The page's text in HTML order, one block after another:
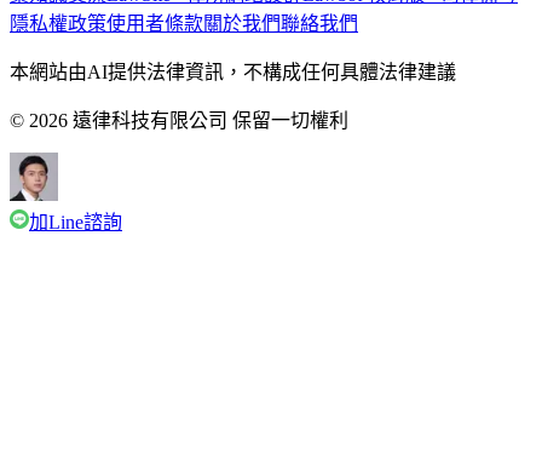
隱私權政策使用者條款關於我們聯絡我們
本網站由AI提供法律資訊，不構成任何具體法律建議
© 2026 遠律科技有限公司 保留一切權利
加Line諮詢